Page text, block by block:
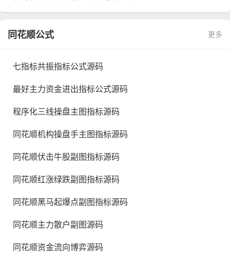
同花顺公式 更多
七指标共振指标公式源码
最好主力资金进出指标公式源码
程序化三线操盘主图指标源码
同花顺机构操盘手主图指标源码
同花顺伏击牛股副图指标源码
同花顺红涨绿跌副图指标源码
同花顺黑马起爆点副图指标源码
同花顺主力散户副图源码
同花顺资金流向博弈源码